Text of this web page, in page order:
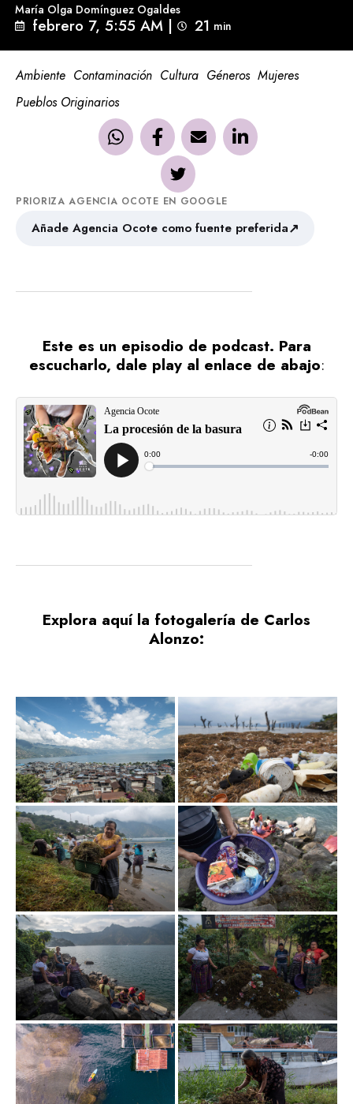
María Olga Domínguez Ogaldes
febrero 7, 5:55 AM | 21 min
Ambiente Contaminación Cultura Géneros Mujeres
Pueblos Originarios
PRIORIZA AGENCIA OCOTE EN GOOGLE
Añade Agencia Ocote como fuente preferida↗
Este es un episodio de podcast. Para
escucharlo, dale play al enlace de abajo:
Explora aquí la fotogalería de Carlos
Alonzo: